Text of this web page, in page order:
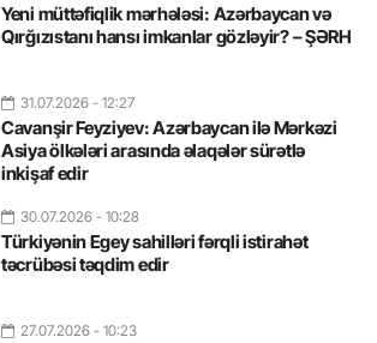
Yeni müttəfiqlik mərhələsi: Azərbaycan və
Qırğızıstanı hansı imkanlar gözləyir? – ŞƏRH
31.07.2026 - 12:27
Cavanşir Feyziyev: Azərbaycan ilə Mərkəzi
Asiya ölkələri arasında əlaqələr sürətlə
inkişaf edir
30.07.2026 - 10:28
Türkiyənin Egey sahilləri fərqli istirahət
təcrübəsi təqdim edir
27.07.2026 - 10:23